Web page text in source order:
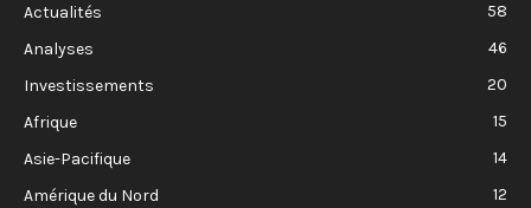
Actualités
58
Analyses
46
Investissements
20
Afrique
15
Asie-Pacifique
14
Amérique du Nord
12